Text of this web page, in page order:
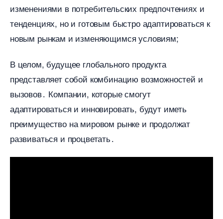
изменениями в потребительских предпочтениях и
тенденциях, но и готовым быстро адаптироваться к
новым рынкам и изменяющимся условиям;
целом, будущее глобального продукта
представляет собой комбинацию возможностей и
ызовов․ Компании, которые смогут
адаптироваться и инновировать, будут иметь
преимущество на мировом рынке и продолжат
развиваться и процветать․